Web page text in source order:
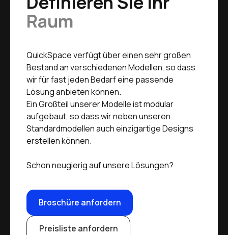
Raum
QuickSpace verfügt über einen sehr großen
Bestand an verschiedenen Modellen, so dass
wir für fast jeden Bedarf eine passende
Lösung anbieten können.
Ein Großteil unserer Modelle ist modular
aufgebaut, so dass wir neben unseren
Standardmodellen auch einzigartige Designs
erstellen können.
Schon neugierig auf unsere Lösungen?
Broschüre anfordern
Preisliste anfordern